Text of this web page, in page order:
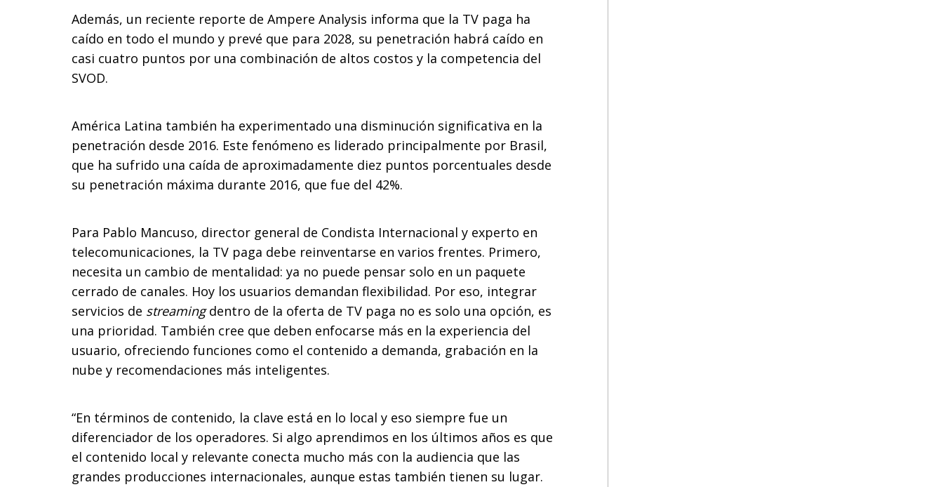
Además, un reciente reporte de Ampere Analysis informa que la TV paga ha
caído en todo el mundo y prevé que para 2028, su penetración habrá caído en
casi cuatro puntos por una combinación de altos costos y la competencia del
SVOD.
América Latina también ha experimentado una disminución significativa en la
penetración desde 2016. Este fenómeno es liderado principalmente por Brasil,
que ha sufrido una caída de aproximadamente diez puntos porcentuales desde
su penetración máxima durante 2016, que fue del 42%.
Para Pablo Mancuso, director general de Condista Internacional y experto en
telecomunicaciones, la TV paga debe reinventarse en varios frentes. Primero,
necesita un cambio de mentalidad: ya no puede pensar solo en un paquete
cerrado de canales. Hoy los usuarios demandan flexibilidad. Por eso, integrar
servicios de streamingdentro de la oferta de TV paga no es solo una opción, es
una prioridad. También cree que deben enfocarse más en la experiencia del
usuario, ofreciendo funciones como el contenido a demanda, grabación en la
nube y recomendaciones más inteligentes.
“En términos de contenido, la clave está en lo local y eso siempre fue un
diferenciador de los operadores. Si algo aprendimos en los últimos años es que
el contenido local y relevante conecta mucho más con la audiencia que las
grandes producciones internacionales, aunque estas también tienen su lugar.